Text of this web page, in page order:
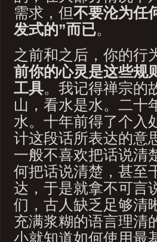
需求，但不要沦为任
发式的”而已。
之前和之后，你的行
前你的心灵是这些规
工具。我记得禅宗的
山，看水是水。二十
水。十年前得了个入
计这段话所表达的意
一般不喜欢把话说清
何把话说清楚，甚至
达，于是就拿不可言
们，古人缺乏足够清
充满浆糊的语言理清
小就知道如何使用最